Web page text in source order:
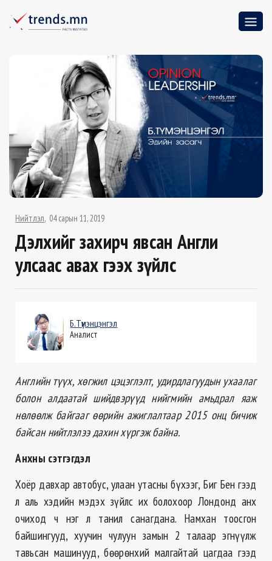
Нийтлэл 04 сарын 11, 2019
Дэлхийг захирч явсан Англи
улсаас авах гээх зүйлс
Б.Түмэнцэнгэл
Аналист
Английн түүх, хөгжил цэцэглэлт, удирдлагуудын ухаалаг
болон алдаатай шийдвэрүүд нийгмийн амьдрал яаж
нөлөөлж байгааг өөрийн ажиглалтаар 2015 онц бичиж
байсан нийтлэлээ дахин хүргэж байна.
Анхны сэтгэгдэл
Хоёр давхар автобус, улаан утасны бүхээг, Биг Бен гээд
л аль хэдийн мэдэх зүйлс их болохоор Лондонд анх
очиход ч нэг л танил санагдана. Намхан тоосгон
байшингууд, хуучин чулуун замын 2 талаар эгнүүлж
тавьсан машинууд, бѳѳрѳнхий малгайтай цагдаа гээд